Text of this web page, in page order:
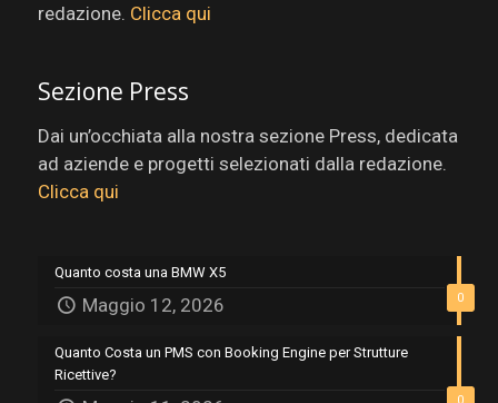
redazione. Clicca qui
Sezione Press
Dai un’occhiata alla nostra sezione Press, dedicata
ad aziende e progetti selezionati dalla redazione.
Clicca qui
0
Quanto costa una BMW X5
Maggio 12, 2026
0
Quanto Costa un PMS con Booking Engine per Strutture
Ricettive?